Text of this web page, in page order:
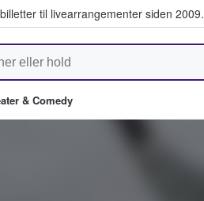
til livearrangementer siden 2009.
og sælger billetter
& Comedy